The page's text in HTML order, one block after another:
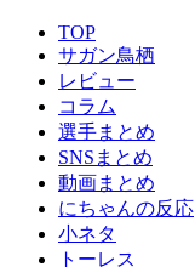
TOP
サガン鳥栖
レビュー
コラム
選手まとめ
SNSまとめ
動画まとめ
にちゃんの反応
小ネタ
トーレス